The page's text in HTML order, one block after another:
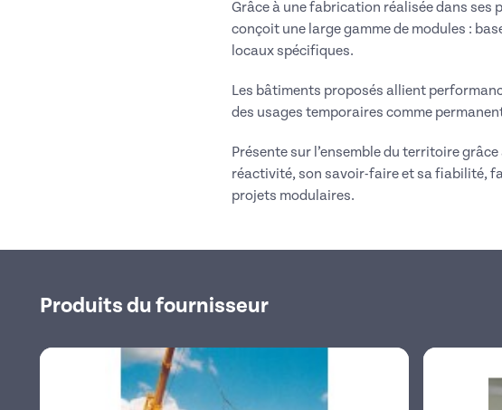
Grâce à une fabrication réalisée dans ses
conçoit une large gamme de modules :
locaux spécifiques.
Les bâtiments proposés allient
des usages temporaires comme
Présente sur l’ensemble du territoire
réactivité, son savoir-faire et sa fiabilité,
projets modulaires.
Produits du fournisseur